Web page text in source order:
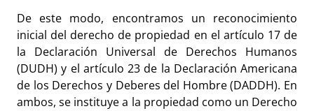
De este modo, encontramos un reconocimiento
inicial del derecho de propiedad en el artículo 17 de
la Declaración Universal de Derechos Humanos
(DUDH) y el artículo 23 de la Declaración Americana
de los Derechos y Deberes del Hombre (DADDH). En
ambos, se instituye a la propiedad como un Derecho